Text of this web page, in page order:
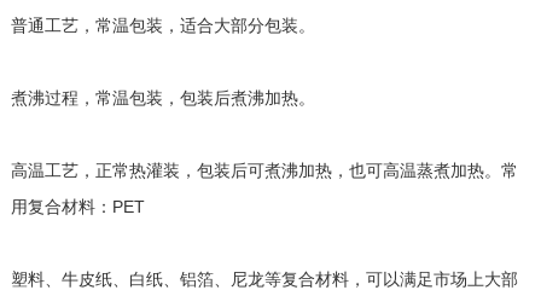
普通工艺，常温包装，适合大部分包装。
煮沸过程，常温包装，包装后煮沸加热。
高温工艺，正常热灌装，包装后可煮沸加热，也可高温蒸煮加热。常
用复合材料：PET
塑料、牛皮纸、白纸、铝箔、尼龙等复合材料，可以满足市场上大部